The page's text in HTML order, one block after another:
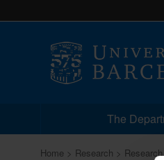
The
Home Research